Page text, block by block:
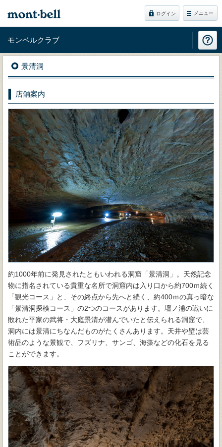
ログイン メニュー
モンベルクラブ
景清洞
店舗案内
約1000年前に発見されたともいわれる洞窟「景清洞」。天然記念
物に指名されている貴重な名所で洞窟内は入り口から約700ｍ続く
「観光コース」と、その終点から先へと続く、約400ｍの真っ暗な
「景清洞探検コース」の2つのコースがあります。壇ノ浦の戦いに
敗れた平家の武将・大庭景清が潜んでいたと伝えられる洞窟で、
洞内には景清にちなんだものがたくさんあります。天井や壁は芸
術品のような景観で、フズリナ、サンゴ、海藻などの化石を見る
ことができます。